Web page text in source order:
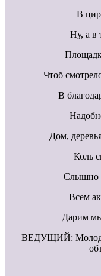
В
Ну, а в
Чтоб
В
Дом,
Коль
Слышно
Всем
Дарим
ВЕДУЩИЙ: